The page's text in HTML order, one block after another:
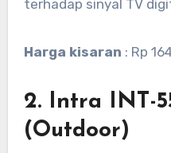
terhadap sinyal TV
Harga kisaran : Rp
2. Intra INT-
(Outdoor)